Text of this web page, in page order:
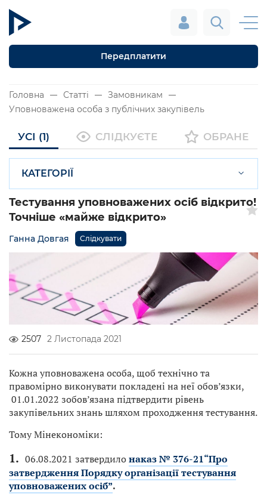
Передплатити
Головна Статті
Замовникам
Уповноважена особа з публічних закупівель
УСІ (1) СЛІДКУЄТЕ ОБРАНЕ
КАТЕГОРІЇ
Тестування уповноважених осіб відкрито!
Точніше «майже відкрито»
Ганна Довгая Слідкувати
2507 2 Листопада 2021
Кожна уповноважена особа, щоб технічно та
правомірно виконувати покладені на неї обов’язки,
01.01.2022 зобов’язана підтвердити рівень
закупівельних знань шляхом проходження тестування.
Тому Мінекономіки:
06.08.2021 затвердилонаказ № 376-21“Про
затвердження Порядку організації тестування
уповноважених осіб”.